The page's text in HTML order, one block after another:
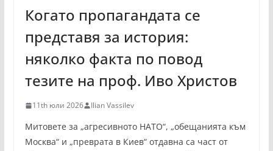
Когато пропагандата се
представя за история:
няколко факта по повод
тезите на проф. Иво Христов
11th юли 2026 Ilian Vassilev
Митовете за „агресивното НАТО“, „обещанията към
Москва“ и „преврата в Киев“ отдавна са част от